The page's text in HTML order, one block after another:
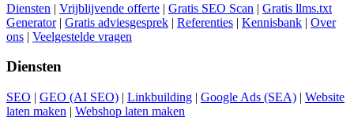
Diensten | Vrijblijvende offerte | Gratis SEO Scan | Gratis llms.txt
Generator| Gratis adviesgesprek | Referenties | Kennisbank | Over
ons | Veelgestelde vragen
Diensten
SEO | GEO (AI SEO) | Linkbuilding | Google Ads (SEA) | Website
laten maken | Webshop laten maken